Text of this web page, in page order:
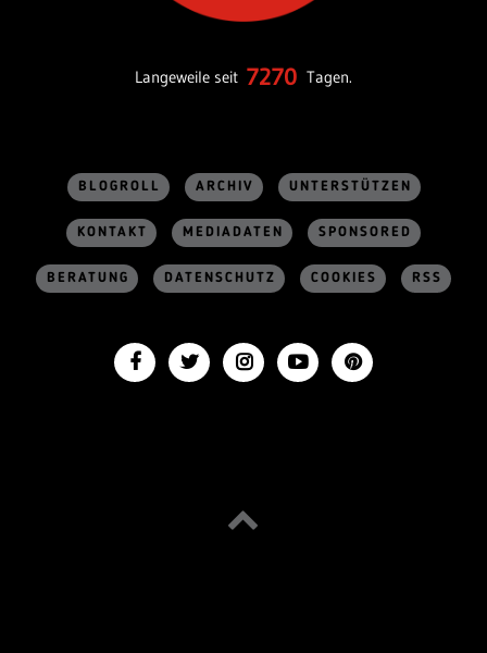
Langeweile seit 7270 Tagen.
BLOGROLL ARCHIV UNTERSTÜTZEN
KONTAKT MEDIADATEN SPONSORED
BERATUNG DATENSCHUTZ COOKIES RSS